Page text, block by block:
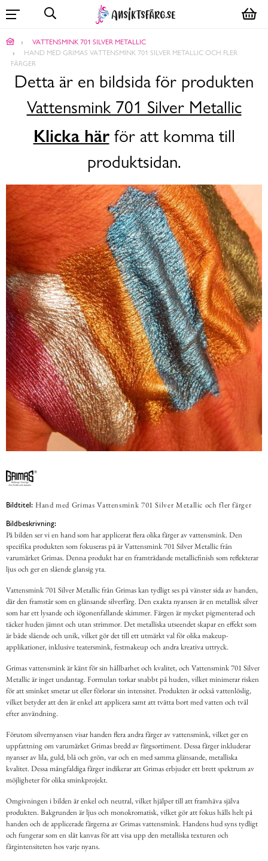
VATTENSMINK 701 SILVER METALLIC
HAND MED GRIMAS VATTENSMINK 701 SILVER METALLIC OCH FLER
FÄRGER
Detta är en bildsida för produkten
Vattensmink 701 Silver Metallic
Klicka härför att komma till
produktsidan.
Bildtitel: Hand med Grimas Vattensmink 701 Silver Metallic och fler färger
Bildbeskrivning:
På bilden ser vi en hand som har applicerat flera olika färger av vattensmink. Den
specifika produkten som fokuseras på är Vattensmink 701 Silver Metallic från
varumärket Grimas. Denna produkt har en framträdande metallicfinish som reflekterar
ljus och ger en slående glansig yta.
Vattensmink 701 Silver Metallic från Grimas kan tydligt ses på vänster sida av handen,
där den framstår som en glänsande silverfärg. Den exakta nyansen är en metallisk silver
som har ett lysande och iögonenfallande skimmer. Färgen är mycket pigmenterad och
täcker huden jämnt och utan strimmor. Det metalliska utseendet skapar en effekt som
är både slående och unik, vilket gör det till ett utmärkt val för olika makeup-
applikationer, inklusive teatersmink, festmakeup och andra kreativa uttryck.
Grimas vattensmink är känt för sin hållbarhet och kvalitet, och Vattensmink 701 Silver
Metallic är inget undantag. Formulan torkar snabbt på huden, vilket minimerar risken
för att sminket smetar ut eller förlorar sin intensitet. Produkten är också vattenlöslig,
vilket betyder att den är enkel att applicera samt att tvätta bort med vatten och tvål
efter användning.
Förutom silvernyansen visar handen flera andra färger av vattensmink, vilket ger en
uppfattning om varumärket Grimas bredd av färgsortiment. Dessa färger inkluderar
nyanser av lila, guld, blå och grön, var och en med samma glänsande, metalliska
kvalitet. Dessa mångfaldiga färger indikerar att Grimas erbjuder ett brett spektrum av
möjligheter för olika sminkprojekt.
Omgivningen i bilden är enkel och neutral, vilket hjälper till att framhäva själva
produkten. Bakgrunden är ljus och monokromatisk, vilket gör att fokus hålls helt på
handen och de applicerade färgerna av Grimas vattensmink. Handens hud syns tydligt
och fungerar som en slät kanvas för att visa upp den metalliska texturen och
färgintensiteten hos varje nyans.